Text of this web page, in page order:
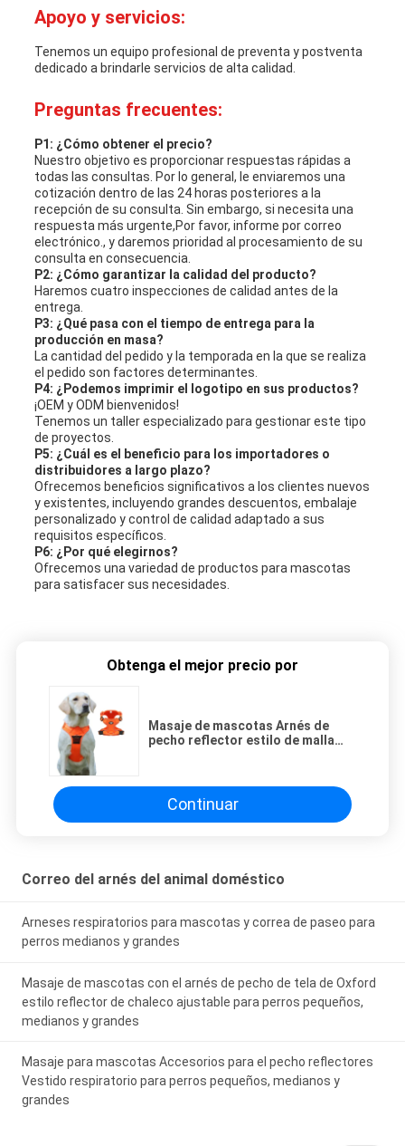
Apoyo y servicios:
Tenemos un equipo profesional de preventa y postventa
dedicado a brindarle servicios de alta calidad.
Preguntas frecuentes:
P1: ¿Cómo obtener el precio?
Nuestro objetivo es proporcionar respuestas rápidas a
todas las consultas. Por lo general, le enviaremos una
cotización dentro de las 24 horas posteriores a la
recepción de su consulta. Sin embargo, si necesita una
respuesta más urgente,Por favor, informe por correo
electrónico., y daremos prioridad al procesamiento de su
consulta en consecuencia.
P2: ¿Cómo garantizar la calidad del producto?
Haremos cuatro inspecciones de calidad antes de la
entrega.
P3: ¿Qué pasa con el tiempo de entrega para la
producción en masa?
La cantidad del pedido y la temporada en la que se realiza
el pedido son factores determinantes.
P4: ¿Podemos imprimir el logotipo en sus productos?
¡OEM y ODM bienvenidos!
Tenemos un taller especializado para gestionar este tipo
de proyectos.
P5: ¿Cuál es el beneficio para los importadores o
distribuidores a largo plazo?
Ofrecemos beneficios significativos a los clientes nuevos
y existentes, incluyendo grandes descuentos, embalaje
personalizado y control de calidad adaptado a sus
requisitos específicos.
P6: ¿Por qué elegirnos?
Ofrecemos una variedad de productos para mascotas
para satisfacer sus necesidades.
Obtenga el mejor precio por
Masaje de mascotas Arnés de
pecho reflector estilo de malla
Continuar
Correo del arnés del animal doméstico
Arneses respiratorios para mascotas y correa de paseo para
perros medianos y grandes
Masaje de mascotas con el arnés de pecho de tela de Oxford
estilo reflector de chaleco ajustable para perros pequeños,
medianos y grandes
Masaje para mascotas Accesorios para el pecho reflectores
Vestido respiratorio para perros pequeños, medianos y
grandes